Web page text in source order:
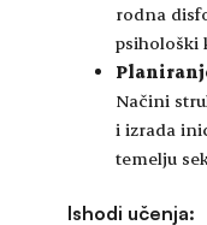
rodna
psihološki
Načini
i izrada
temelju
Ishodi učenja: